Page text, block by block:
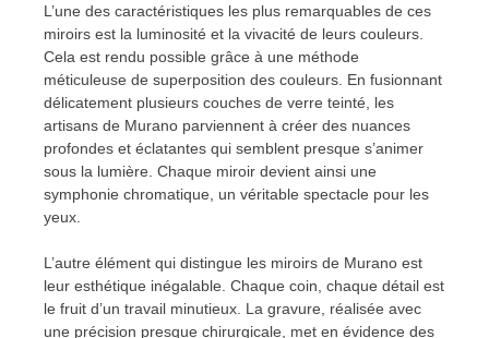
L’une des caractéristiques les plus remarquables de ces
miroirs est la luminosité et la vivacité de leurs couleurs.
Cela est rendu possible grâce à une méthode
méticuleuse de superposition des couleurs. En fusionnant
délicatement plusieurs couches de verre teinté, les
artisans de Murano parviennent à créer des nuances
profondes et éclatantes qui semblent presque s’animer
sous la lumière. Chaque miroir devient ainsi une
symphonie chromatique, un véritable spectacle pour les
yeux.
L’autre élément qui distingue les miroirs de Murano est
leur esthétique inégalable. Chaque coin, chaque détail est
le fruit d’un travail minutieux. La gravure, réalisée avec
une précision presque chirurgicale, met en évidence des